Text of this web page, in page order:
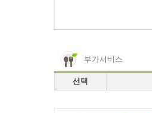
부가서비스
선택